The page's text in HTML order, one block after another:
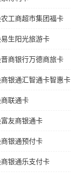
工商超市集团福卡
生阳光旅游卡
商银行万德商旅卡
银通汇智通卡智惠卡
联通卡
友商银通卡
银通预付卡
银通乐支付卡